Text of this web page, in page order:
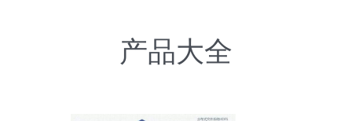
产品大全